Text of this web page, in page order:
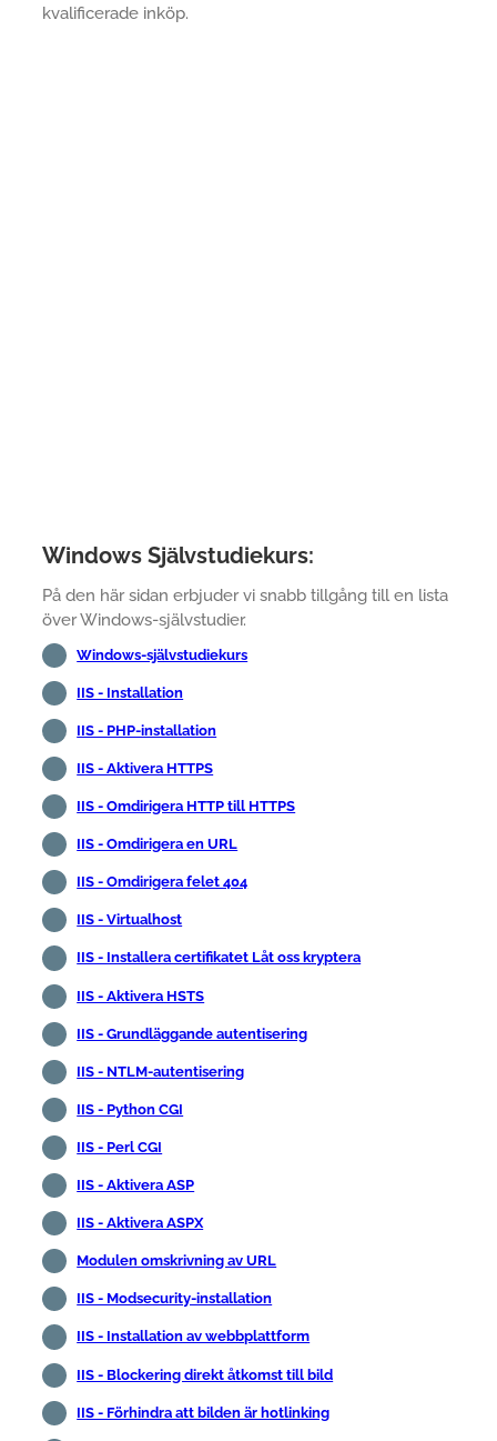
kvalificerade inköp.
Windows Självstudiekurs:
På den här sidan erbjuder vi snabb tillgång till en lista
över Windows-självstudier.
Windows-självstudiekurs
IIS - Installation
IIS - PHP-installation
IIS - Aktivera HTTPS
IIS - Omdirigera HTTP till HTTPS
IIS - Omdirigera en URL
IIS - Omdirigera felet 404
IIS - Virtualhost
IIS - Installera certifikatet Låt oss kryptera
IIS - Aktivera HSTS
IIS - Grundläggande autentisering
IIS - NTLM-autentisering
IIS - Python CGI
IIS - Perl CGI
IIS - Aktivera ASP
IIS - Aktivera ASPX
Modulen omskrivning av URL
IIS - Modsecurity-installation
IIS - Installation av webbplattform
IIS - Blockering direkt åtkomst till bild
IIS - Förhindra att bilden är hotlinking